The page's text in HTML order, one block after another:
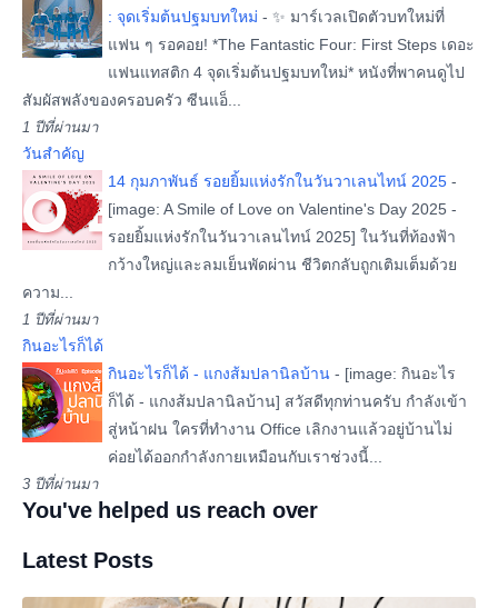
: จุดเริ่มต้นปฐมบทใหม่ - ✨ มาร์เวลเปิดตัวบทใหม่ที่
แฟน ๆ รอคอย! *The Fantastic Four: First Steps เดอะ
แฟนแทสติก 4 จุดเริ่มต้นปฐมบทใหม่* หนังที่พาคนดูไป
สัมผัสพลังของครอบครัว ซีนแอ็...
1 ปีที่ผ่านมา
วันสำคัญ
14 กุมภาพันธ์ รอยยิ้มแห่งรักในวันวาเลนไทน์ 2025 -
[image: A Smile of Love on Valentine's Day 2025 -
รอยยิ้มแห่งรักในวันวาเลนไทน์ 2025] ในวันที่ท้องฟ้า
กว้างใหญ่และลมเย็นพัดผ่าน ชีวิตกลับถูกเติมเต็มด้วย
ความ...
1 ปีที่ผ่านมา
กินอะไรก็ได้
กินอะไรก็ได้ - แกงส้มปลานิลบ้าน - [image: กินอะไร
ก็ได้ - แกงส้มปลานิลบ้าน] สวัสดีทุกท่านครับ กำลังเข้า
สู่หน้าฝน ใครที่ทำงาน Office เลิกงานแล้วอยู่บ้านไม่
ค่อยได้ออกกำลังกายเหมือนกับเราช่วงนี้...
3 ปีที่ผ่านมา
You've helped us reach over
Latest Posts